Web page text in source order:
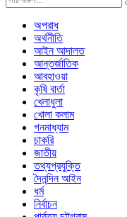
অপরাধ
অর্থনীতি
আইন আদালত
আন্তর্জাতিক
আবহাওয়া
কৃষি বার্তা
খেলাধুলা
খোলা কলাম
গনমাধ্যাম
চাকরি
জাতীয়
তথ্যপ্রযুক্তি
দৈনন্দিন আইন
ধর্ম
নির্বাচন